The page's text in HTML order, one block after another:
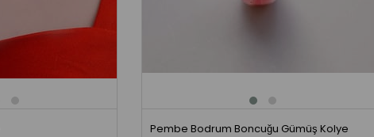
Pembe Bodrum Boncuğu Gümüş Kolye